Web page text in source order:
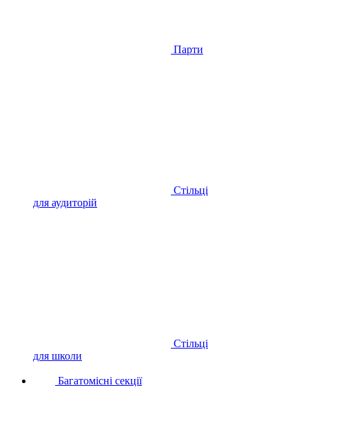
Парти
Стільці
для аудиторій
Стільці
для школи
Багатомісні секції